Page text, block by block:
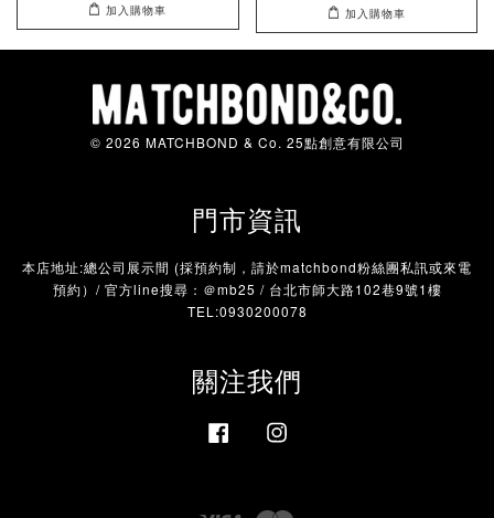
加入購物車 加入購物車
© 2026 MATCHBOND & Co. 25點創意有限公司
門市資訊
本店地址:總公司展示間 (採預約制，請於matchbond粉絲團私訊或來電
預約）/ 官方line搜尋：＠mb25 / 台北市師大路102巷9號1樓
TEL:0930200078
關注我們
Facebook